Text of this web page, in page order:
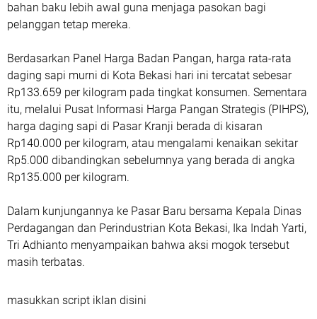
bahan baku lebih awal guna menjaga pasokan bagi
pelanggan tetap mereka.
Berdasarkan Panel Harga Badan Pangan, harga rata-rata
daging sapi murni di Kota Bekasi hari ini tercatat sebesar
Rp133.659 per kilogram pada tingkat konsumen. Sementara
itu, melalui Pusat Informasi Harga Pangan Strategis (PIHPS),
harga daging sapi di Pasar Kranji berada di kisaran
Rp140.000 per kilogram, atau mengalami kenaikan sekitar
Rp5.000 dibandingkan sebelumnya yang berada di angka
Rp135.000 per kilogram.
Dalam kunjungannya ke Pasar Baru bersama Kepala Dinas
Perdagangan dan Perindustrian Kota Bekasi, Ika Indah Yarti,
Tri Adhianto menyampaikan bahwa aksi mogok tersebut
masih terbatas.
masukkan script iklan disini